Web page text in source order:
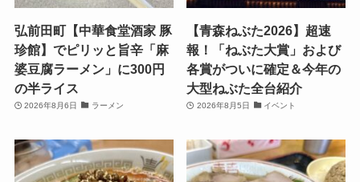
弘前田町【中華食堂酒家 豚
珍館】でピリッと旨辛「麻
婆豆腐ラーメン」に300円
の半ライス
2026年8月6日 ラーメン
【青森ねぶた2026】超速
報！「ねぶた大賞」および
各賞がついに確定＆今年の
大型ねぶた全台紹介
2026年8月5日 イベント